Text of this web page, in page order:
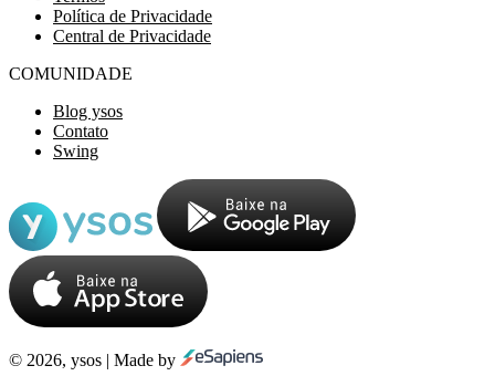
Política de Privacidade
Central de Privacidade
COMUNIDADE
Blog ysos
Contato
Swing
© 2026, ysos | Made by